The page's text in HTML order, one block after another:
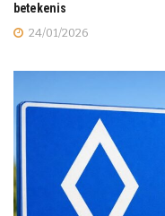
betekenis
24/01/2026